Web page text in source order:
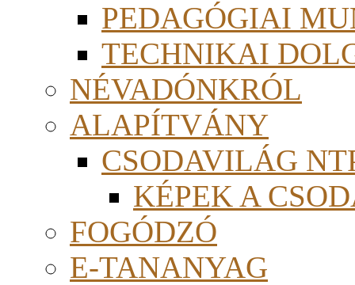
PEDAGÓGIAI
TECHNIKAI
NÉVADÓNKRÓL
ALAPÍTVÁNY
CSODAVILÁG
KÉPEK A
FOGÓDZÓ
E-TANANYAG